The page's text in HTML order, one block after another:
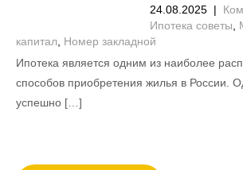
24.08.2025 |
Ипотека советы
капитал
Номер закладной
Ипотека является одним из наиболее
способов приобретения жилья в России.
успешно […]